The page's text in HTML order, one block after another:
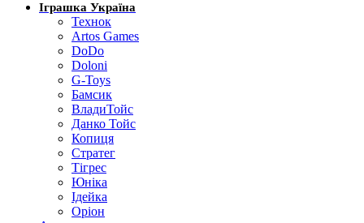
Іграшка Україна
Технок
Artos Games
DoDo
Doloni
G-Toys
Бамсик
ВладиТойс
Данко Тойс
Копиця
Стратег
Тігрес
Юніка
Ідейка
Оріон